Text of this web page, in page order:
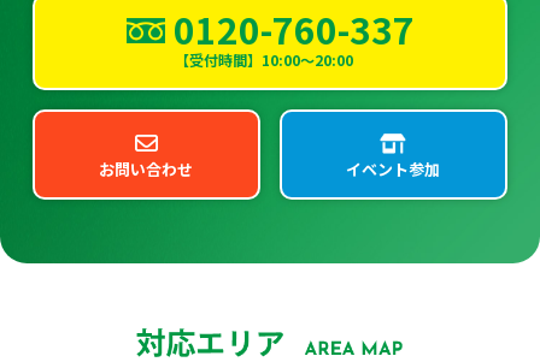
0120-760-337
【受付時間】10:00～20:00
お問い合わせ イベント参加